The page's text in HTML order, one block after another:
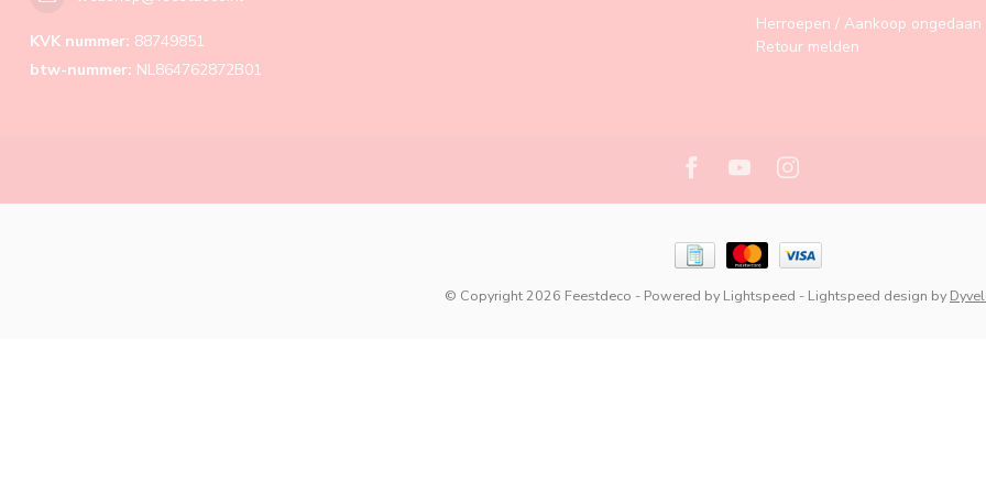
KVK nummer: 88749851
btw-nummer: NL864762872B01
Herroepen / Aankoop ongedaan
Retour melden
© Copyright 2026 Feestdeco - Powered by Lightspeed - Lightspeed design by